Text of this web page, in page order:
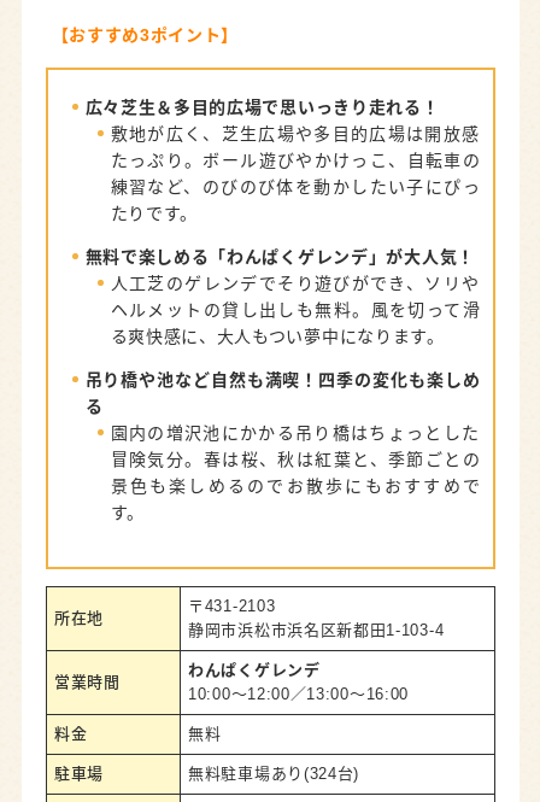
【おすすめ3ポイント】
広々芝生＆多目的広場で思いっきり走れる！
敷地が広く、芝生広場や多目的広場は開放感
たっぷり。ボール遊びやかけっこ、自転車の
練習など、のびのび体を動かしたい子にぴっ
たりです。
無料で楽しめる「わんぱくゲレンデ」が大人気！
人工芝のゲレンデでそり遊びができ、ソリや
ヘルメットの貸し出しも無料。風を切って滑
る爽快感に、大人もつい夢中になります。
吊り橋や池など自然も満喫！四季の変化も楽しめ
る
園内の増沢池にかかる吊り橋はちょっとした
冒険気分。春は桜、秋は紅葉と、季節ごとの
景色も楽しめるのでお散歩にもおすすめで
す。
所在地
〒431-2103
静岡市浜松市浜名区新都田1-103-4
営業時間
わんぱくゲレンデ
10:00～12:00／13:00～16:00
料金 無料
駐車場 無料駐車場あり(324台)